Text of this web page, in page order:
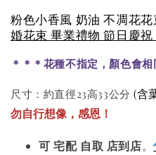
粉色小香風 奶油 不凋花
婚花束 畢業禮物 節日慶祝
＊＊＊花種不指定，顏色會相
尺寸：約直徑23高33公分 (含
勿自行想像，感恩！
可宅配 自取 店到店。